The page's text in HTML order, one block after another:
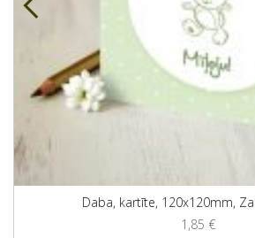
Daba, kartīte, 120x120mm,
1,85 €